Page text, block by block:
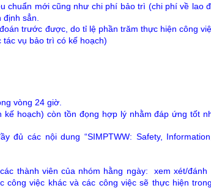
chuẩn mới cũng như chi phí bảo trì (chi phí về lao
sẳn.
trước được, do tỉ lệ phần trăm thực hiện công
vụ bảo trì có kế hoạch)
vòng 24 giờ.
hoạch) còn tồn đọng hợp lý nhằm đáp ứng tốt
các nội dung “SIMPTWW: Safety,
thành viên của nhóm hằng ngày: xem xét/đánh
việc khác và các công việc sẽ thực hiện